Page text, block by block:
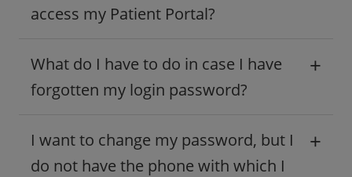
access my Patient Portal?
What do I have to do in case I have
forgotten my login password?
+
I want to change my password, but I
do not have the phone with which I
+